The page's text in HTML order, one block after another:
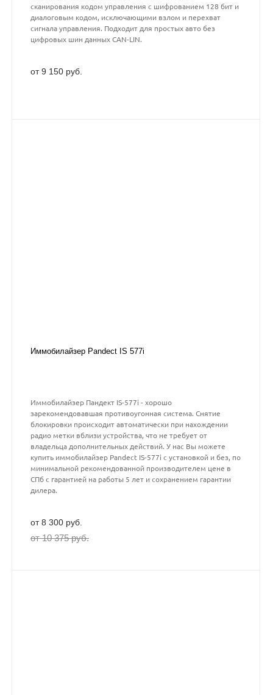
сканирования кодом управления с шифрованием 128 бит и
диалоговым кодом, исключающими взлом и перехват
сигнала управления. Подходит для простых авто без
цифровых шин данных CAN-LIN.
от 9 150 руб.
Иммобилайзер Pandect IS 577i
Иммобилайзер Пандект IS-577i - хорошо
зарекомендовавшая противоугонная система. Снятие
блокировки происходит автоматически при нахождении
радио метки вблизи устройства, что не требует от
владельца дополнительных действий. У нас Вы можете
купить иммобилайзер Pandect IS-577i с установкой и без, по
минимальной рекомендованной производителем цене в
СПб с гарантией на работы 5 лет и сохранением гарантии
дилера.
от 8 300 руб.
от 10 375 руб.